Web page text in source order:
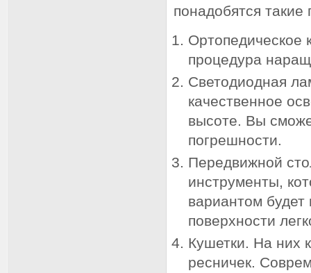
понадобятся такие
Ортопедическое
процедура
Светодиодная
качественное
высоте. Вы
погрешности.
Передвижной
инструменты,
вариантом будет
поверхности
Кушетки. На них
ресничек.